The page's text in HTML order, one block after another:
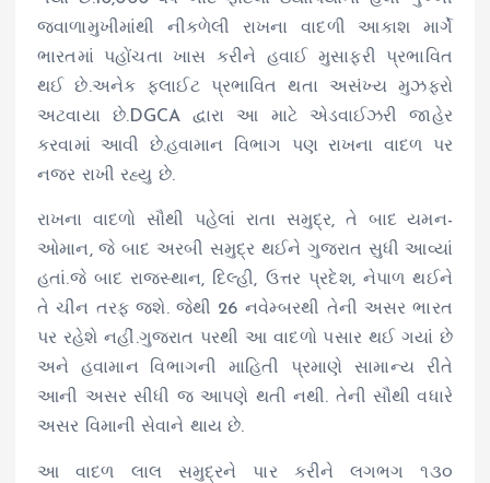
જ્વાળામુખીમાંથી નીકળેલી રાખના વાદળી આકાશ માર્ગે
ભારતમાં પહોંચતા ખાસ કરીને હવાઈ મુસાફરી પ્રભાવિત
થઈ છે.અનેક ફ્લાઈટ પ્રભાવિત થતા અસંખ્ય મુઝફરો
અટવાયા છે.DGCA દ્વારા આ માટે એડવાઈઝરી જાહેર
કરવામાં આવી છે.હવામાન વિભાગ પણ રાખના વાદળ પર
નજર રાખી રહ્યુ છે.
રાખના વાદળો સૌથી પહેલાં રાતા સમુદ્ર, તે બાદ યમન-
ઓમાન, જે બાદ અરબી સમુદ્ર થઈને ગુજરાત સુધી આવ્યાં
હતાં.જે બાદ રાજસ્થાન, દિલ્હી, ઉત્તર પ્રદેશ, નેપાળ થઈને
તે ચીન તરફ જશે. જેથી 26 નવેમ્બરથી તેની અસર ભારત
પર રહેશે નહીં.ગુજરાત પરથી આ વાદળો પસાર થઈ ગયાં છે
અને હવામાન વિભાગની માહિતી પ્રમાણે સામાન્ય રીતે
આની અસર સીધી જ આપણે થતી નથી. તેની સૌથી વધારે
અસર વિમાની સેવાને થાય છે.
આ વાદળ લાલ સમુદ્રને પાર કરીને લગભગ ૧૩૦